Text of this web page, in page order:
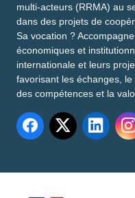
multi-acteurs (RRMA) au
dans des projets de
Sa vocation ?
économiques et
internationale et leurs
favorisant les échanges,
des compétences et la